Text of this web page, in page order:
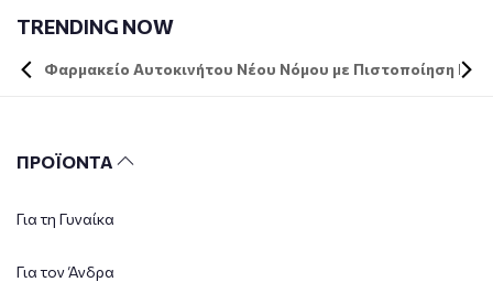
TRENDING NOW
Φαρμακείο Αυτοκινήτου Νέου Νόμου με Πιστοποίηση DIN
ΠΡΟΪΟΝΤΑ
Για τη Γυναίκα
Για τον Άνδρα